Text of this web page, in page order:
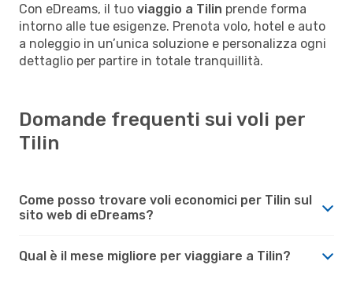
Con eDreams, il tuo viaggio a Tilin prende forma
intorno alle tue esigenze. Prenota volo, hotel e auto
a noleggio in un’unica soluzione e personalizza ogni
dettaglio per partire in totale tranquillità.
Domande frequenti sui voli per
Tilin
Come posso trovare voli economici per Tilin sul
sito web di eDreams?
Qual è il mese migliore per viaggiare a Tilin?